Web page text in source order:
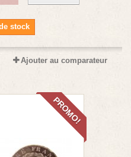
stock
Ajouter au comparateur
PROMO!